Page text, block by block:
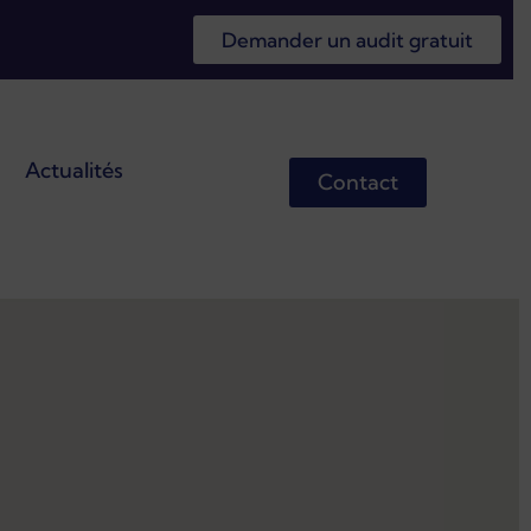
Demander un audit gratuit
Actualités Contact